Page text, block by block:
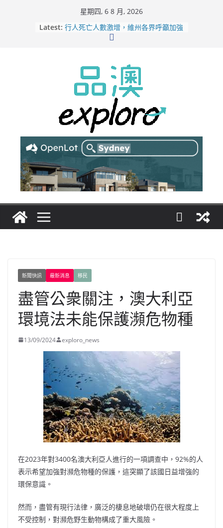
星期四, 6 8 月, 2026
Latest: 行人死亡人數激增，維州各界呼籲加強
美商二手巨頭進駐吉朗，在地慈善小店
憂生存空間遭擠壓
電動車電池爭端隱憂浮現！經銷商警告
澳洲恐迎訴訟浪潮
拒絕白工！ Aldi涉強迫無薪加班 掏
5500萬澳元和解
新聞快訊 最新消息 移民
盡管公衆關注，澳大利亞
環境法未能保護瀕危物種
13/09/2024 exploro_news
在2023年對3400名澳大利亞人進行的一項調查中，92%的人
表示希望加強對瀕危物種的保護，這突顯了該國日益增強的
環保意識。
然而，盡管有現行法律，廣泛的棲息地破壞仍在很大程度上
不受控制，對瀕危野生動物構成了重大風險。